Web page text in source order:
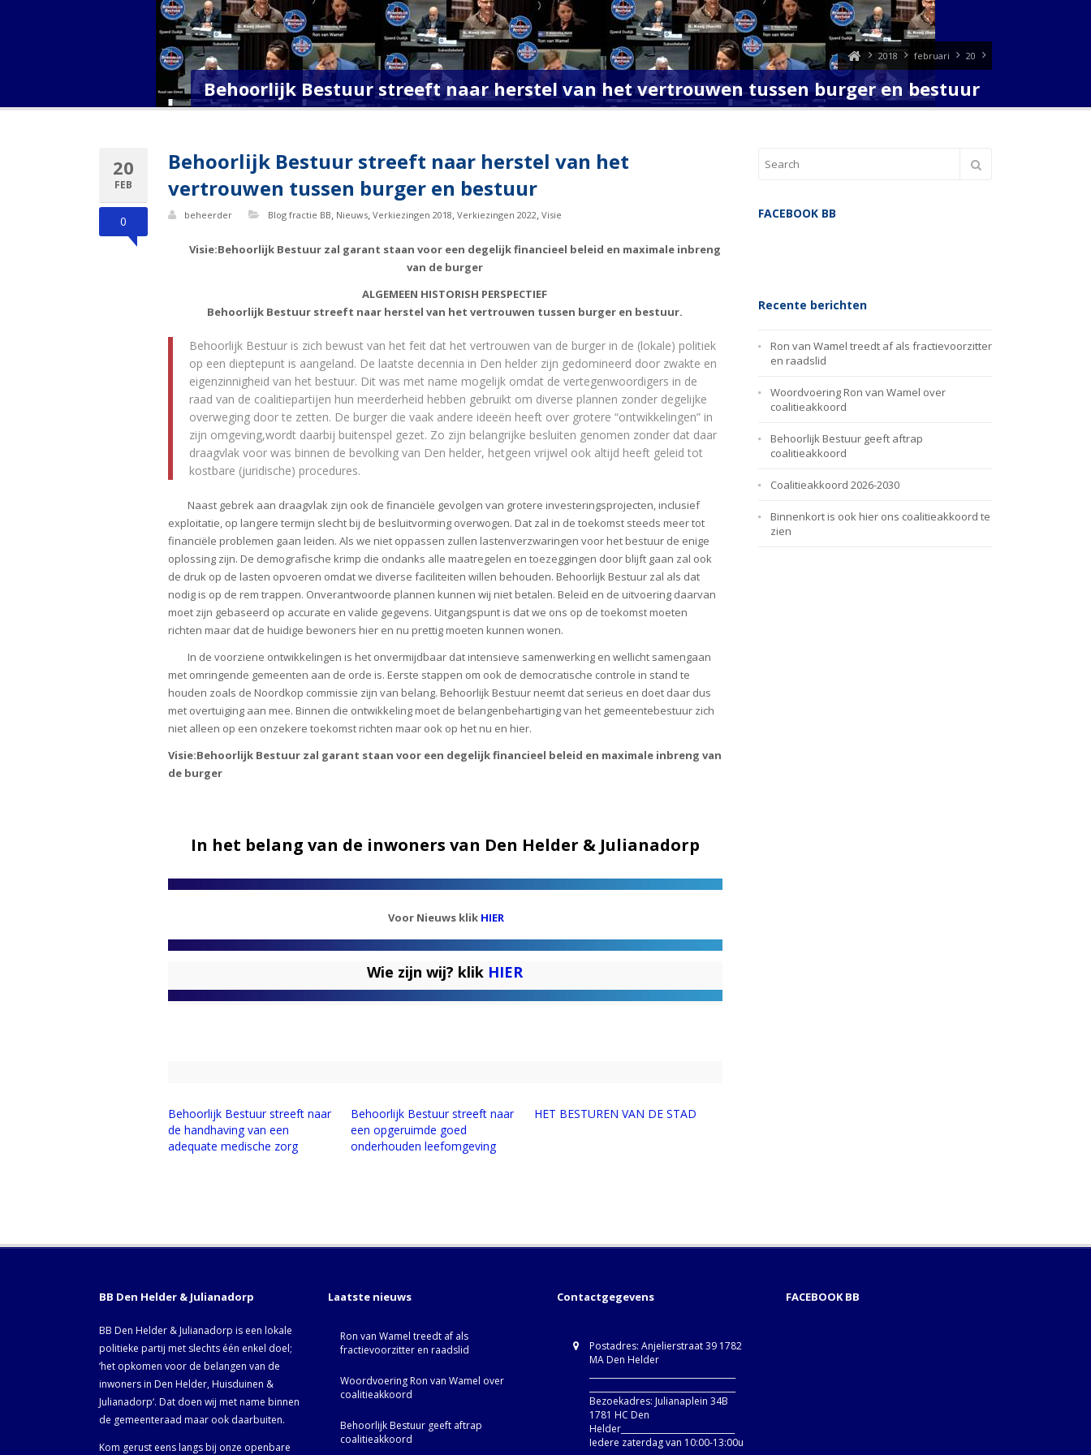
2018 februari 20
Behoorlijk Bestuur streeft naar herstel van het vertrouwen tussen burger en bestuur
20
FEB
0
Behoorlijk Bestuur streeft naar herstel van het
vertrouwen tussen burger en bestuur
beheerder Blog fractie BB, Nieuws, Verkiezingen 2018, Verkiezingen 2022, Visie
Visie:Behoorlijk Bestuur zal garant staan voor een degelijk financieel beleid en maximale inbreng
van de burger
ALGEMEEN HISTORISH PERSPECTIEF
Behoorlijk Bestuur streeft naar herstel van het vertrouwen tussen burger en bestuur.
Behoorlijk Bestuur is zich bewust van het feit dat het vertrouwen van de burger in de (lokale) politiek
op een dieptepunt is aangeland. De laatste decennia in Den helder zijn gedomineerd door zwakte en
eigenzinnigheid van het bestuur. Dit was met name mogelijk omdat de vertegenwoordigers in de
raad van de coalitiepartijen hun meerderheid hebben gebruikt om diverse plannen zonder degelijke
overweging door te zetten. De burger die vaak andere ideeën heeft over grotere “ontwikkelingen” in
zijn omgeving,wordt daarbij buitenspel gezet. Zo zijn belangrijke besluiten genomen zonder dat daar
draagvlak voor was binnen de bevolking van Den helder, hetgeen vrijwel ook altijd heeft geleid tot
kostbare (juridische) procedures.
Naast gebrek aan draagvlak zijn ook de financiële gevolgen van grotere investeringsprojecten, inclusief
exploitatie, op langere termijn slecht bij de besluitvorming overwogen. Dat zal in de toekomst steeds meer tot
financiële problemen gaan leiden. Als we niet oppassen zullen lastenverzwaringen voor het bestuur de enige
oplossing zijn. De demografische krimp die ondanks alle maatregelen en toezeggingen door blijft gaan zal ook
de druk op de lasten opvoeren omdat we diverse faciliteiten willen behouden. Behoorlijk Bestuur zal als dat
nodig is op de rem trappen. Onverantwoorde plannen kunnen wij niet betalen. Beleid en de uitvoering daarvan
moet zijn gebaseerd op accurate en valide gegevens. Uitgangspunt is dat we ons op de toekomst moeten
richten maar dat de huidige bewoners hier en nu prettig moeten kunnen wonen.
In de voorziene ontwikkelingen is het onvermijdbaar dat intensieve samenwerking en wellicht samengaan
met omringende gemeenten aan de orde is. Eerste stappen om ook de democratische controle in stand te
houden zoals de Noordkop commissie zijn van belang. Behoorlijk Bestuur neemt dat serieus en doet daar dus
met overtuiging aan mee. Binnen die ontwikkeling moet de belangenbehartiging van het gemeentebestuur zich
niet alleen op een onzekere toekomst richten maar ook op het nu en hier.
Visie:Behoorlijk Bestuur zal garant staan voor een degelijk financieel beleid en maximale inbreng van
de burger
In het belang van de inwoners van Den Helder & Julianadorp
Voor Nieuws klik HIER
Wie zijn wij? klik HIER
Behoorlijk Bestuur streeft naar
de handhaving van een
adequate medische zorg
Behoorlijk Bestuur streeft naar
een opgeruimde goed
onderhouden leefomgeving
HET BESTUREN VAN DE STAD
FACEBOOK BB
Recente berichten
Ron van Wamel treedt af als fractievoorzitter
en raadslid
Woordvoering Ron van Wamel over
coalitieakkoord
Behoorlijk Bestuur geeft aftrap
coalitieakkoord
Coalitieakkoord 2026-2030
Binnenkort is ook hier ons coalitieakkoord te
zien
BB Den Helder & Julianadorp
BB Den Helder & Julianadorp is een lokale
politieke partij met slechts één enkel doel;
‘het opkomen voor de belangen van de
inwoners in Den Helder, Huisduinen &
Julianadorp‘. Dat doen wij met name binnen
de gemeenteraad maar ook daarbuiten.
Kom gerust eens langs bij onze openbare
Laatste nieuws
Ron van Wamel treedt af als
fractievoorzitter en raadslid
Woordvoering Ron van Wamel over
coalitieakkoord
Behoorlijk Bestuur geeft aftrap
coalitieakkoord
Contactgegevens
Postadres: Anjelierstraat 39 1782
MA Den Helder
Bezoekadres: Julianaplein 34B
1781 HC Den
Helder____________________________
Iedere zaterdag van 10:00-13:00u
FACEBOOK BB